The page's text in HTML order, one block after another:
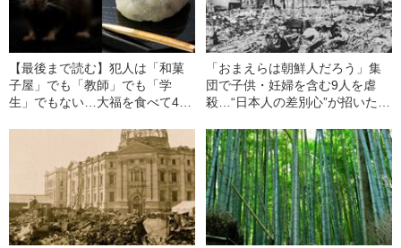
【最後まで読む】犯人は「和菓
子屋」でも「教師」でも「学
生」でもない…大福を食べて44
毒事件」調査チームが突き止め
た“真犯人”の正体
「おまえらは朝鮮人だろう」集
団で子供・妊婦を含む9人を虐
殺…“日本人の差別心”が招いた
の事件）